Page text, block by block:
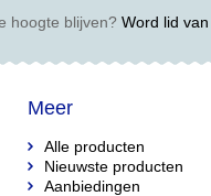
hoogte blijven?Word lid van
Meer
Alle producten
Nieuwste producten
Aanbiedingen